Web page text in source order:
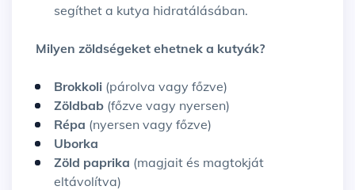
segíthet a kutya hidratálásában.
Milyen zöldségeket ehetnek a kutyák?
Brokkoli (párolva vagy főzve)
Zöldbab (főzve vagy nyersen)
Répa (nyersen vagy főzve)
Uborka
Zöld paprika (magjait és magtokját
eltávolítva)